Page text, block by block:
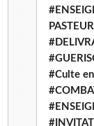
#Culte